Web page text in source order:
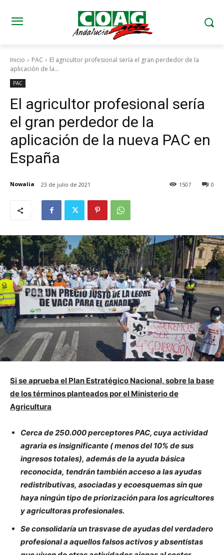
Inicio PAC
El agricultor profesional sería el gran perdedor de la
aplicación de la...
PAC
El agricultor profesional sería
el gran perdedor de la
aplicación de la nueva PAC en
España
Nowalia 23 de julio de 2021 0
1507
Si se aprueba el Plan Estratégico Nacional, sobre la base
de los términos planteados por el Ministerio de
Agricultura
Cerca de 250.000 perceptores PAC, cuya actividad
agraria es insignificante ( menos del 10% de sus
ingresos totales), además de la ayuda básica
reconocida, tendrán también acceso a las ayudas
redistributivas, asociadas y ecoesquemassin que
haya ningún tipo de priorización para los agricultores
y agricultoras profesionales.
Se consolidaría un trasvase de ayudas del verdadero
profesional a aquellos falsos activos y absentistas